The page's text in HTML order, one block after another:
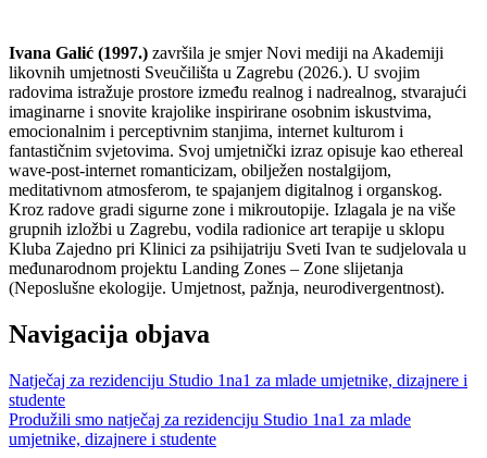
Ivana Galić (1997.) završila je smjer Novi mediji na Akademiji
likovnih umjetnosti Sveučilišta u Zagrebu (2026.). U svojim
radovima istražuje prostore između realnog i nadrealnog, stvarajući
imaginarne i snovite krajolike inspirirane osobnim iskustvima,
emocionalnim i perceptivnim stanjima, internet kulturom i
fantastičnim svjetovima. Svoj umjetnički izraz opisuje kao ethereal
wave-post-internet romanticizam, obilježen nostalgijom,
meditativnom atmosferom, te spajanjem digitalnog i organskog.
Kroz radove gradi sigurne zone i mikroutopije. Izlagala je na više
grupnih izložbi u Zagrebu, vodila radionice art terapije u sklopu
Kluba Zajedno pri Klinici za psihijatriju Sveti Ivan te sudjelovala u
međunarodnom projektu Landing Zones – Zone slijetanja
(Neposlušne ekologije. Umjetnost, pažnja, neurodivergentnost).
Navigacija objava
Natječaj za rezidenciju Studio 1na1 za mlade umjetnike, dizajnere i
studente
Produžili smo natječaj za rezidenciju Studio 1na1 za mlade
umjetnike, dizajnere i studente